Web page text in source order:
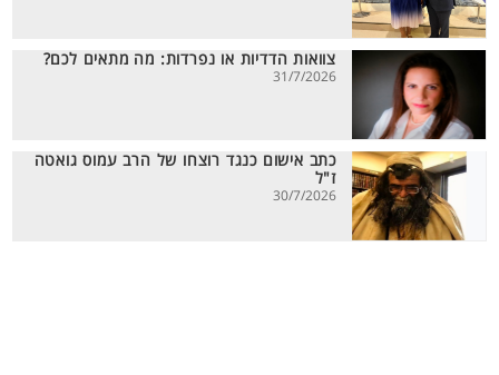
צוואות הדדיות או נפרדות: מה מתאים לכם?
31/7/2026
כתב אישום כנגד רוצחו של הרב עמוס גואטה
ז"ל
30/7/2026